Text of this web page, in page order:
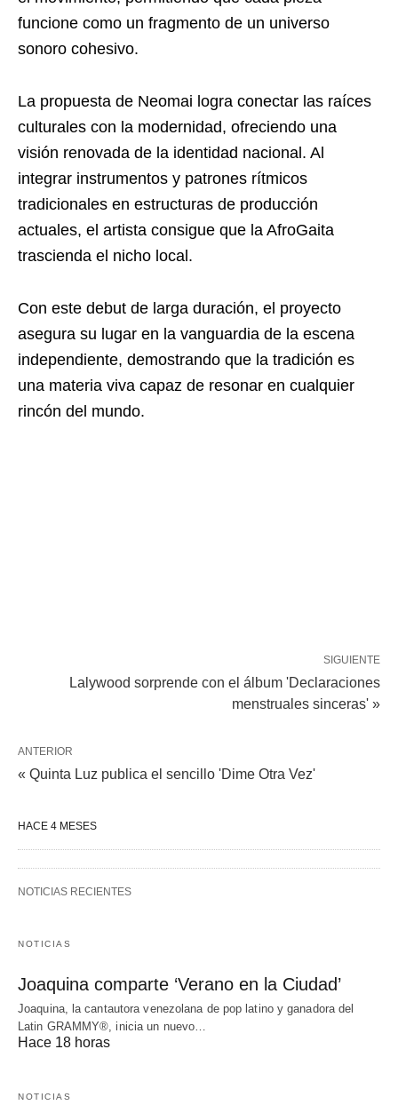
funcione como un fragmento de un universo
sonoro cohesivo.
La propuesta de Neomai logra conectar las raíces
culturales con la modernidad, ofreciendo una
visión renovada de la identidad nacional. Al
integrar instrumentos y patrones rítmicos
tradicionales en estructuras de producción
actuales, el artista consigue que la AfroGaita
trascienda el nicho local.
Con este debut de larga duración, el proyecto
asegura su lugar en la vanguardia de la escena
independiente, demostrando que la tradición es
una materia viva capaz de resonar en cualquier
rincón del mundo.
SIGUIENTE
Lalywood sorprende con el álbum 'Declaraciones
menstruales sinceras' »
ANTERIOR
« Quinta Luz publica el sencillo 'Dime Otra Vez'
HACE 4 MESES
NOTICIAS RECIENTES
NOTICIAS
Joaquina comparte ‘Verano en la Ciudad’
Joaquina, la cantautora venezolana de pop latino y ganadora del
Latin GRAMMY®, inicia un nuevo…
Hace 18 horas
NOTICIAS